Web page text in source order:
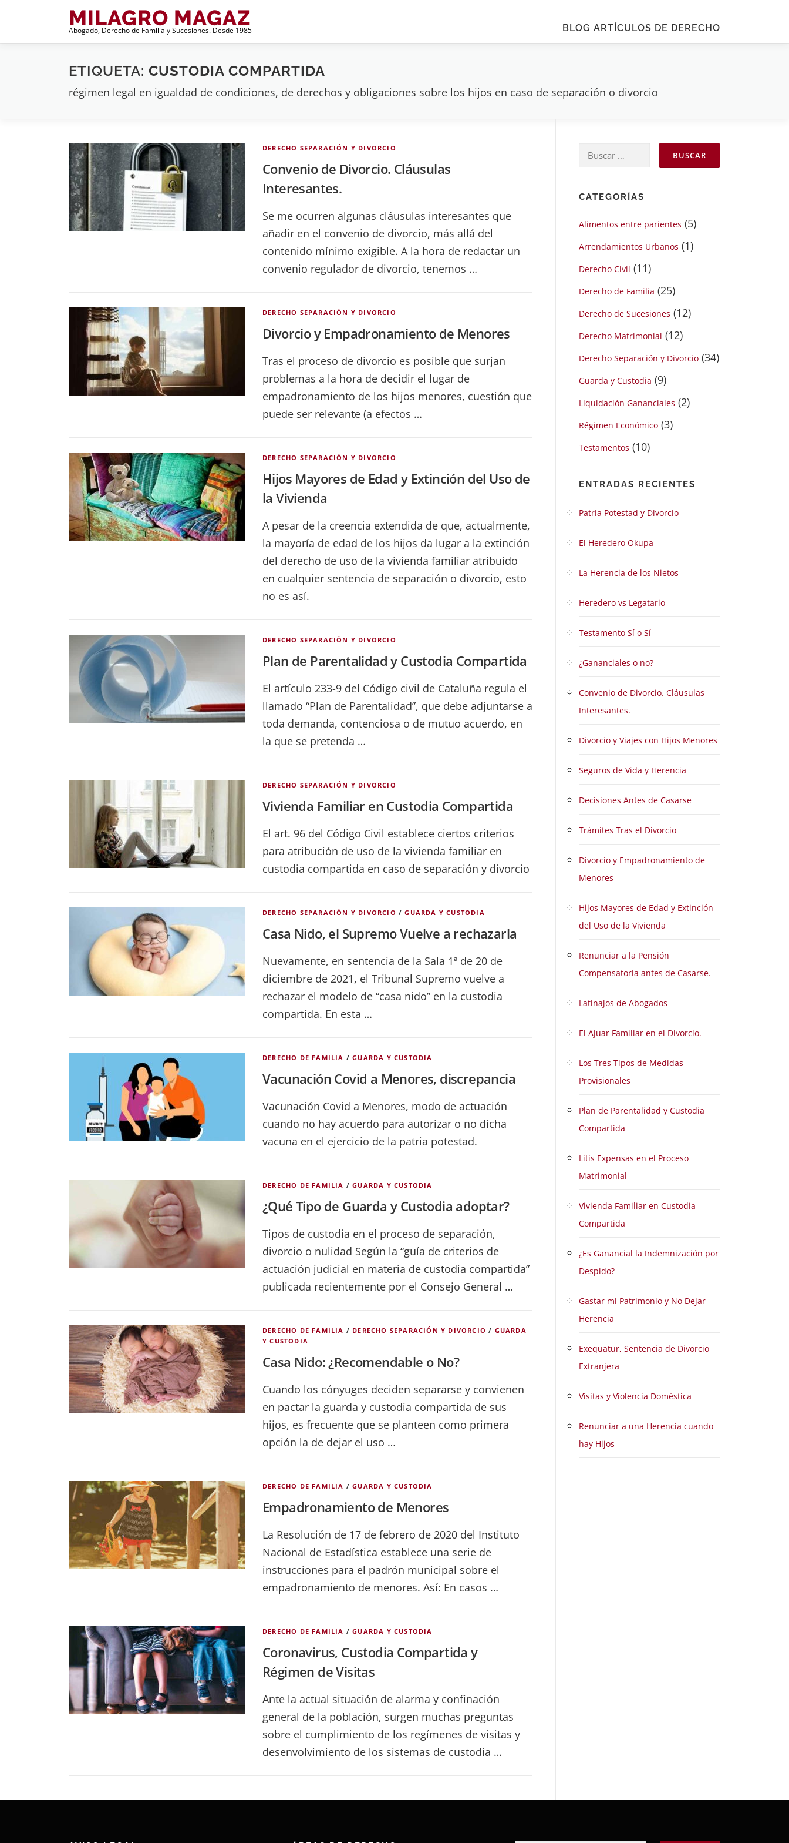
contenido
MILAGRO MAGAZ
Abogado, Derecho de Familia y Sucesiones. Desde 1985 BLOG ARTÍCULOS DE DERECHO
ETIQUETA: CUSTODIA COMPARTIDA
régimen legal en igualdad de condiciones, de derechos y obligaciones sobre los hijos en caso de separación o divorcio
DERECHO SEPARACIÓN Y DIVORCIO
Convenio de Divorcio. Cláusulas
Interesantes.
Se me ocurren algunas cláusulas interesantes que
añadir en el convenio de divorcio, más allá del
contenido mínimo exigible. A la hora de redactar un
convenio regulador de divorcio, tenemos …
DERECHO SEPARACIÓN Y DIVORCIO
Divorcio y Empadronamiento de Menores
Tras el proceso de divorcio es posible que surjan
problemas a la hora de decidir el lugar de
empadronamiento de los hijos menores, cuestión que
puede ser relevante (a efectos …
DERECHO SEPARACIÓN Y DIVORCIO
Hijos Mayores de Edad y Extinción del Uso de
la Vivienda
A pesar de la creencia extendida de que, actualmente,
la mayoría de edad de los hijos da lugar a la extinción
del derecho de uso de la vivienda familiar atribuido
en cualquier sentencia de separación o divorcio, esto
no es así.
DERECHO SEPARACIÓN Y DIVORCIO
Plan de Parentalidad y Custodia Compartida
El artículo 233-9 del Código civil de Cataluña regula el
llamado “Plan de Parentalidad”, que debe adjuntarse a
toda demanda, contenciosa o de mutuo acuerdo, en
la que se pretenda …
DERECHO SEPARACIÓN Y DIVORCIO
Vivienda Familiar en Custodia Compartida
El art. 96 del Código Civil establece ciertos criterios
para atribución de uso de la vivienda familiar en
custodia compartida en caso de separación y divorcio
DERECHO SEPARACIÓN Y DIVORCIO /GUARDA Y CUSTODIA
Casa Nido, el Supremo Vuelve a rechazarla
Nuevamente, en sentencia de la Sala 1ª de 20 de
diciembre de 2021, el Tribunal Supremo vuelve a
rechazar el modelo de “casa nido” en la custodia
compartida. En esta …
DERECHO DE FAMILIA /GUARDA Y CUSTODIA
Vacunación Covid a Menores, discrepancia
Vacunación Covid a Menores, modo de actuación
cuando no hay acuerdo para autorizar o no dicha
vacuna en el ejercicio de la patria potestad.
DERECHO DE FAMILIA /GUARDA Y CUSTODIA
¿Qué Tipo de Guarda y Custodia adoptar?
Tipos de custodia en el proceso de separación,
divorcio o nulidad Según la “guía de criterios de
actuación judicial en materia de custodia compartida”
publicada recientemente por el Consejo General …
DERECHO DE FAMILIA / DERECHO SEPARACIÓN Y DIVORCIO / GUARDA
Y CUSTODIA
Casa Nido: ¿Recomendable o No?
Cuando los cónyuges deciden separarse y convienen
en pactar la guarda y custodia compartida de sus
hijos, es frecuente que se planteen como primera
opción la de dejar el uso …
DERECHO DE FAMILIA /GUARDA Y CUSTODIA
Empadronamiento de Menores
La Resolución de 17 de febrero de 2020 del Instituto
Nacional de Estadística establece una serie de
instrucciones para el padrón municipal sobre el
empadronamiento de menores. Así: En casos …
DERECHO DE FAMILIA /GUARDA Y CUSTODIA
Coronavirus, Custodia Compartida y
Régimen de Visitas
Ante la actual situación de alarma y confinación
general de la población, surgen muchas preguntas
sobre el cumplimiento de los regímenes de visitas y
desenvolvimiento de los sistemas de custodia …
Buscar:
CATEGORÍAS
Alimentos entre parientes (5)
Arrendamientos Urbanos (1)
Derecho Civil (11)
Derecho de Familia (25)
Derecho de Sucesiones (12)
Derecho Matrimonial (12)
Derecho Separación y Divorcio (34)
Guarda y Custodia (9)
Liquidación Gananciales (2)
Régimen Económico (3)
Testamentos (10)
ENTRADAS RECIENTES
Patria Potestad y Divorcio
El Heredero Okupa
La Herencia de los Nietos
Heredero vs Legatario
Testamento Sí o Sí
¿Gananciales o no?
Convenio de Divorcio. Cláusulas
Interesantes.
Divorcio y Viajes con Hijos Menores
Seguros de Vida y Herencia
Decisiones Antes de Casarse
Trámites Tras el Divorcio
Divorcio y Empadronamiento de
Menores
Hijos Mayores de Edad y Extinción
del Uso de la Vivienda
Renunciar a la Pensión
Compensatoria antes de Casarse.
Latinajos de Abogados
El Ajuar Familiar en el Divorcio.
Los Tres Tipos de Medidas
Provisionales
Plan de Parentalidad y Custodia
Compartida
Litis Expensas en el Proceso
Matrimonial
Vivienda Familiar en Custodia
Compartida
¿Es Ganancial la Indemnización por
Despido?
Gastar mi Patrimonio y No Dejar
Herencia
Exequatur, Sentencia de Divorcio
Extranjera
Visitas y Violencia Doméstica
Renunciar a una Herencia cuando
hay Hijos